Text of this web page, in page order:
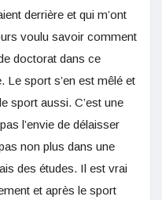
derrière et qui m’ont
voulu savoir comment
doctorat dans ce
Le sport s’en est mêlé et
sport aussi. C’est une
l’envie de délaisser
non plus dans une
des études. Il est vrai
et après le sport